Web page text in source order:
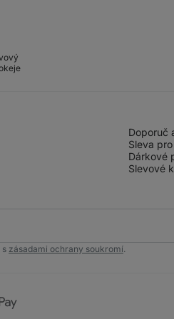
Doporuč
Sleva
Dárkové
Slevové
s zásadami ochrany soukromí.